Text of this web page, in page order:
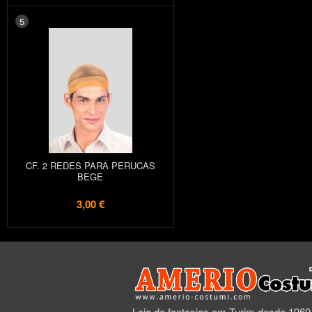
5
CF. 2 REDES PARA PERUCAS
BEGE
3,00 €